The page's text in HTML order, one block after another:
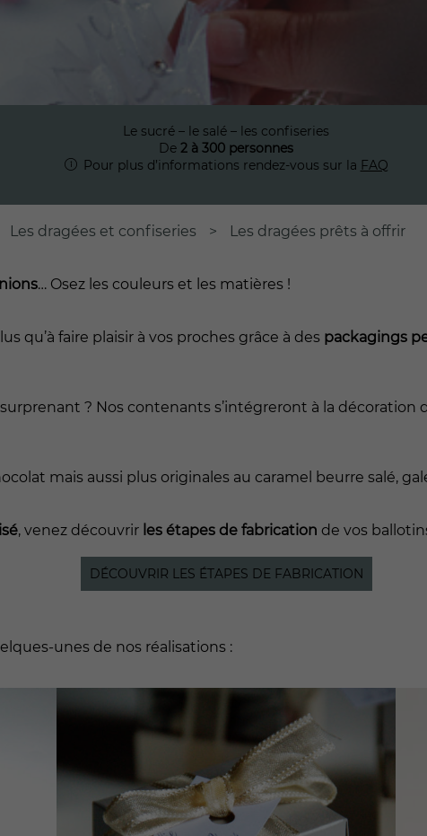
Le sucré – le salé – les confiseries
De 2 à 300 personnes
Pour plus d’informations rendez-vous sur la FAQ
Les dragées et confiseries > Les dragées prêts à offrir
… Osez les couleurs et les matières !
qu’à faire plaisir à vos proches grâce à des packagings
? Nos contenants s’intégreront à la décoration
mais aussi plus originales au caramel beurre salé,
, venez découvrir les étapes de fabrication de vos
DÉCOUVRIR LES ÉTAPES DE FABRICATION
unes de nos réalisations :